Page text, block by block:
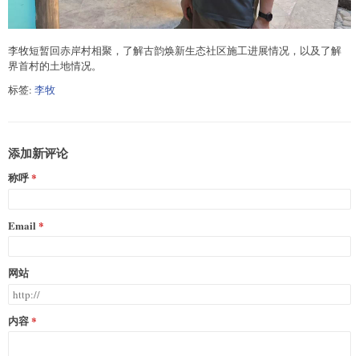
李牧短暂回赤岸村相聚，了解古韵焕新生态社区施工进展情况，以及了解
界首村的土地情况。
标签: 李牧
添加新评论
称呼
Email
网站
内容